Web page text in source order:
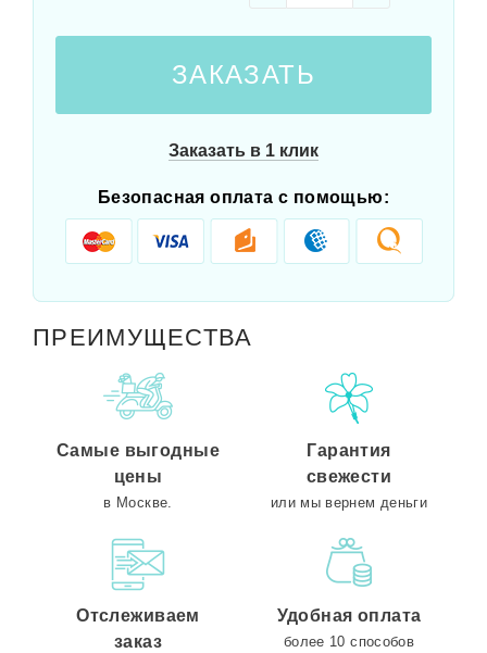
ЗАКАЗАТЬ
Заказать в 1 клик
Безопасная оплата с помощью:
ПРЕИМУЩЕСТВА
Самые выгодные
цены
в Москве.
Гарантия
свежести
или мы вернем деньги
Отслеживаем
заказ
Удобная оплата
более 10 способов